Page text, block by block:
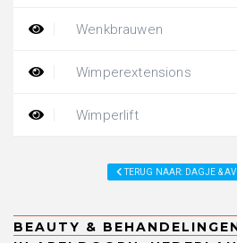
Wenkbrauwen
Wimperextensions
Wimperlift
TERUG NAAR: DAGJE &